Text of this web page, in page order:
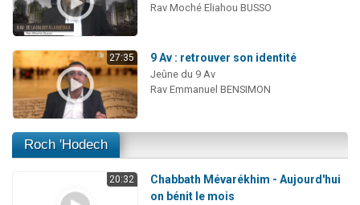
Rav Moché Eliahou BUSSO
27:35 9 Av : retrouver son identité
Jeûne du 9 Av
Rav Emmanuel BENSIMON
Roch 'Hodech
20:32
Chabbath Mévarékhim - Aujourd'hui
on bénit le mois